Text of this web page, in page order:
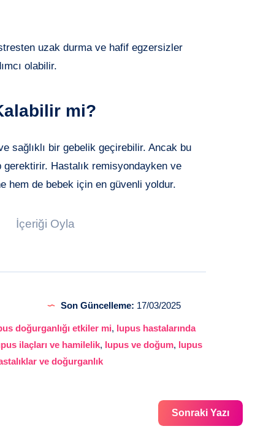
uzak durma ve hafif egzersizler
olabilir.
mi?
sağlıklı bir gebelik geçirebilir. Ancak bu
Hastalık remisyondayken ve
hem de bebek için en güvenli yoldur.
İçeriği Oyla
Son Güncelleme: 17/03/2025
doğurganlığı etkiler mi, lupus hastalarında
ilaçları ve hamilelik, lupus ve doğum, lupus
ve doğurganlık
Sonraki Yazı